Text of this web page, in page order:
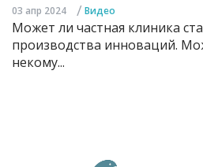
03 апр 2024 / Видео
Может ли частная клиника
производства инноваций.
некому...